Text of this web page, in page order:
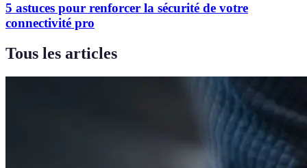
5 astuces pour renforcer la sécurité de votre
connectivité pro
Tous les articles